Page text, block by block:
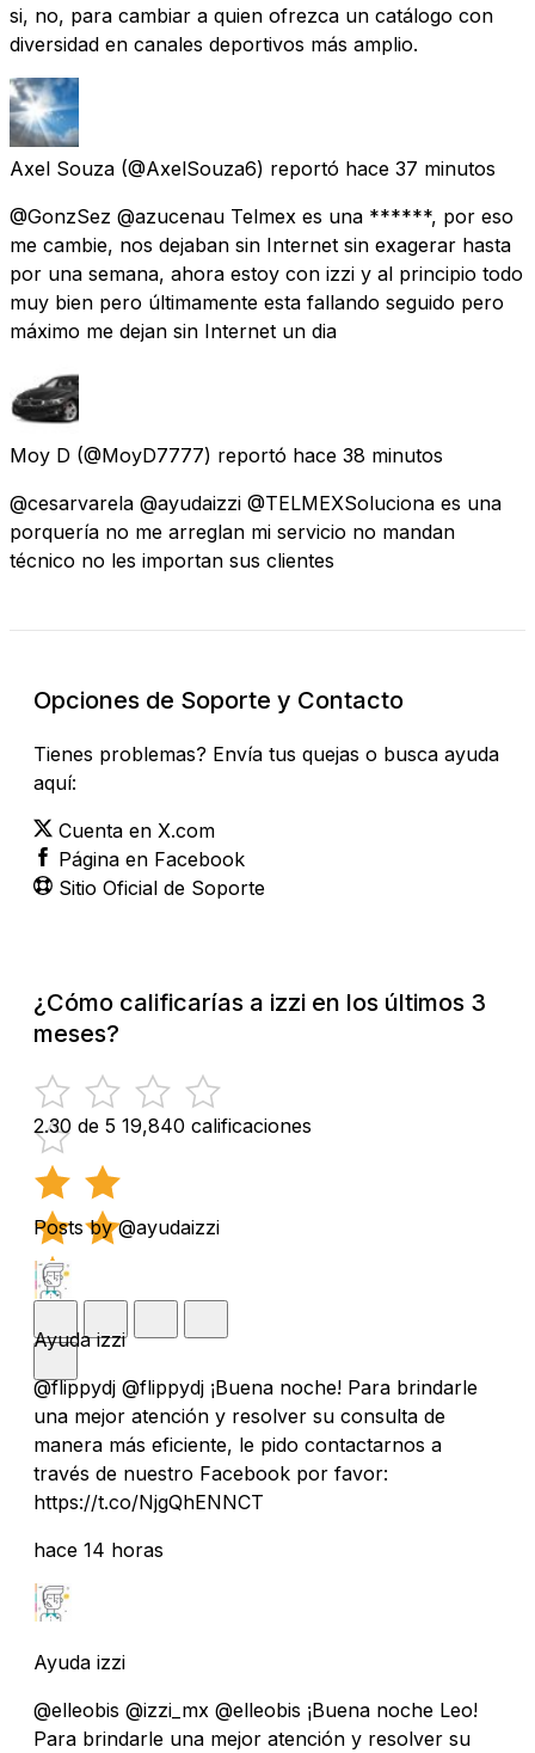
si, no, para cambiar a quien ofrezca un catálogo con
diversidad en canales deportivos más amplio.
Axel Souza (@AxelSouza6) reportó hace 37 minutos
@GonzSez @azucenau Telmex es una ******, por eso
me cambie, nos dejaban sin Internet sin exagerar hasta
por una semana, ahora estoy con izzi y al principio todo
muy bien pero últimamente esta fallando seguido pero
máximo me dejan sin Internet un dia
Moy D (@MoyD7777) reportó hace 38 minutos
@cesarvarela @ayudaizzi @TELMEXSoluciona es una
porquería no me arreglan mi servicio no mandan
técnico no les importan sus clientes
Opciones de Soporte y Contacto
Tienes problemas? Envía tus quejas o busca ayuda
aquí:
Cuenta en X.com
Página en Facebook
Sitio Oficial de Soporte
¿Cómo calificarías a izzi en los últimos 3
meses?
2.30 de 5 19,840 calificaciones
Posts by @ayudaizzi
Ayuda izzi
@flippydj @flippydj ¡Buena noche! Para brindarle
una mejor atención y resolver su consulta de
manera más eficiente, le pido contactarnos a
través de nuestro Facebook por favor:
https://t.co/NjgQhENNCT
hace 14 horas
Ayuda izzi
@elleobis @izzi_mx @elleobis ¡Buena noche Leo!
Para brindarle una mejor atención y resolver su